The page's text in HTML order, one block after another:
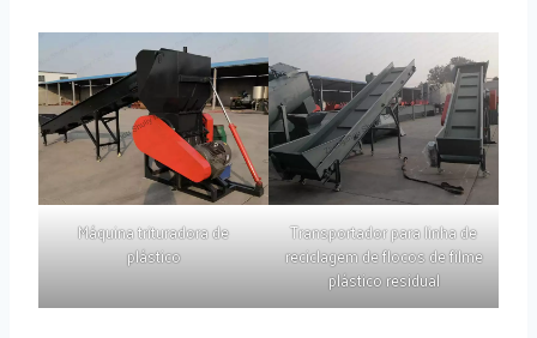
Máquina trituradora de
plástico
Transportador para linha de
reciclagem de flocos de filme
plástico residual